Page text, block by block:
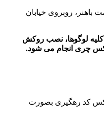
باهنر، روبروی خیابان
لوگوها، نصب روکش
چری انجام می شود.
کد رهگیری بصورت